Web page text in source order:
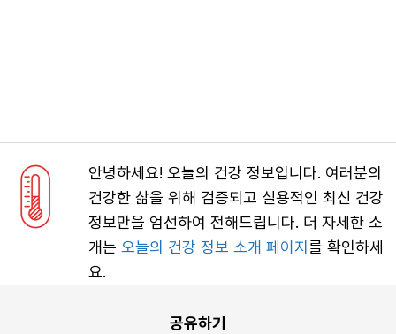
안녕하세요! 오늘의 건강 정보입니다. 여러분의
건강한 삶을 위해 검증되고 실용적인 최신 건강
정보만을 엄선하여 전해드립니다. 더 자세한 소
개는 오늘의 건강 정보 소개 페이지를 확인하세
요.
공유하기